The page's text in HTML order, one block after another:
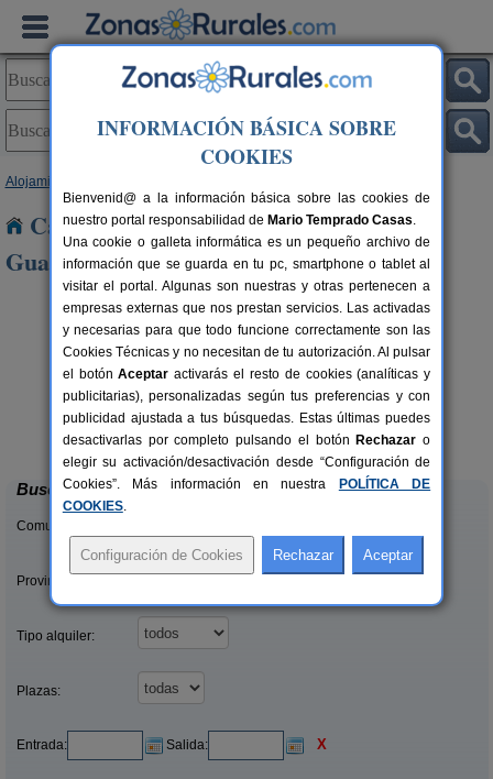
Alojamientos
Casas Rurales cerca de San Agustín del
Guadalix
4 pers.
desde23 €
Apartamentos Rurales La Cabaña
Rascafría (Madrid)
Buscar
Comunidades:
Provincias/Islas:
Tipo alquiler:
Plazas:
Entrada: Salida: X
INFORMACIÓN BÁSICA SOBRE
COOKIES
Bienvenid@ a la información básica sobre las cookies de
nuestro portal responsabilidad de Mario Temprado Casas.
Una cookie o galleta informática es un pequeño archivo de
información que se guarda en tu pc, smartphone o tablet al
visitar el portal. Algunas son nuestras y otras pertenecen a
empresas externas que nos prestan servicios. Las activadas
y necesarias para que todo funcione correctamente son las
Cookies Técnicas y no necesitan de tu autorización. Al pulsar
el botónAceptar activarás el resto de cookies (analíticas y
publicitarias), personalizadas según tus preferencias y con
publicidad ajustada a tus búsquedas. Estas últimas puedes
desactivarlas por completo pulsando el botón Rechazar o
elegir su activación/desactivación desde “Configuración de
Cookies”. Más información en nuestra
POLÍTICA DE
COOKIES.